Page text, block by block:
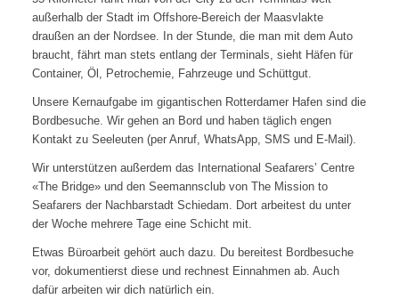
außerhalb der Stadt im Offshore-Bereich der Maasvlakte
draußen an der Nordsee. In der Stunde, die man mit dem Auto
braucht, fährt man stets entlang der Terminals, sieht Häfen für
Container, Öl, Petrochemie, Fahrzeuge und Schüttgut.
Unsere Kernaufgabe im gigantischen Rotterdamer Hafen sind die
Bordbesuche. Wir gehen an Bord und haben täglich engen
Kontakt zu Seeleuten (per Anruf, WhatsApp, SMS und E-Mail).
Wir unterstützen außerdem das International Seafarers’ Centre
«The Bridge» und den Seemannsclub von The Mission to
Seafarers der Nachbarstadt Schiedam. Dort arbeitest du unter
der Woche mehrere Tage eine Schicht mit.
Etwas Büroarbeit gehört auch dazu. Du bereitest Bordbesuche
vor, dokumentierst diese und rechnest Einnahmen ab. Auch
dafür arbeiten wir dich natürlich ein.